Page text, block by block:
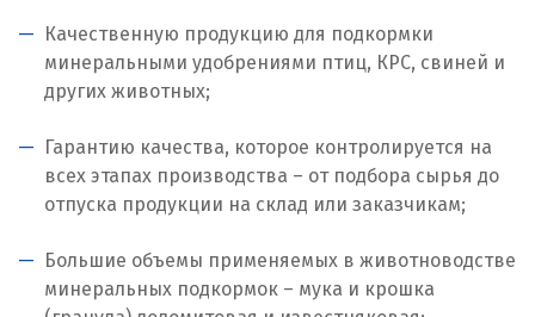
Новороссийск
Новосибирск
Новоуральск
Новоуткинск
Ногинск
Качественную продукцию для подкормки
минеральными удобрениями птиц, КРС, свиней и
других животных;
Гарантию качества, которое контролируется на
всех этапах производства – от подбора сырья до
отпуска продукции на склад или заказчикам;
Большие объемы применяемых в животноводстве
минеральных подкормок – мука и крошка